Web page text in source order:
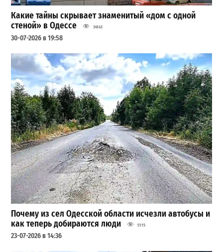
Какие тайны скрывает знаменитый «дом с одной
стеной» в Одессе
34143
30-07-2026 в 19:58
Почему из сел Одесской области исчезли автобусы и
как теперь добираются люди
5115
23-07-2026 в 14:36